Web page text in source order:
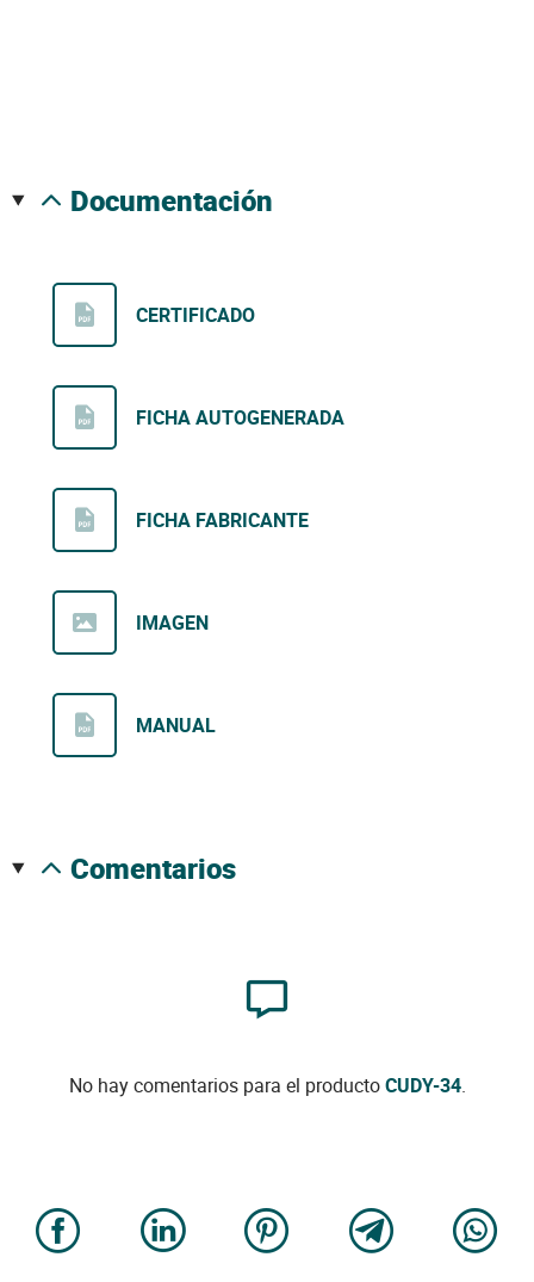
documentación
CERTIFICADO
FICHA AUTOGENERADA
FICHA FABRICANTE
IMAGEN
MANUAL
comentarios
No hay comentarios para el productoCUDY-34.